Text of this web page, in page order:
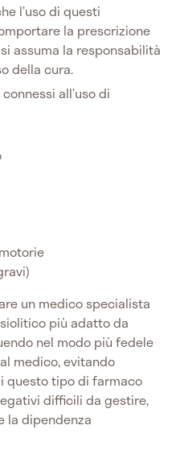
l’uso di questi
la prescrizione
assuma la responsabilità
della cura.
all’uso di
un medico specialista
più adatto da
nel modo più fedele
medico, evitando
questo tipo di farmaco
difficili da gestire,
la dipendenza